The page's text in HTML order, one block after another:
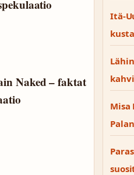
Naked – faktat
Itä-
Misa